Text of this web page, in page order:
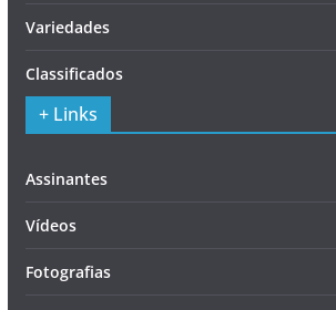
Variedades
Classificados
+ Links
Assinantes
Vídeos
Fotografias